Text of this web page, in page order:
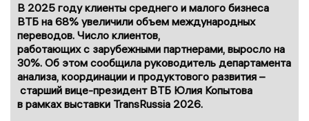
В 2025 году клиенты среднего и малого бизнеса
ВТБ на 68% увеличили объем международных
переводов. Число клиентов,
работающих с зарубежными партнерами, выросло на
30%. Об этом сообщила руководитель департамента
анализа, координации и продуктового развития –
старший вице-президент ВТБ Юлия Копытова
в рамках выставки TransRussia 2026.